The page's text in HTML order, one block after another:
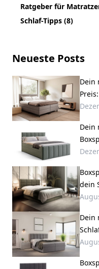
Ratgeber für
Schlaf-Tipps (8)
Neueste Posts
Dein
Dein
dein
Dein